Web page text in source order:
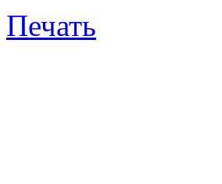
Печать